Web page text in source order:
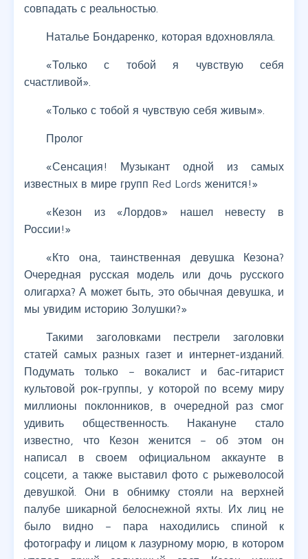
совпадать с реальностью.
Наталье Бондаренко, которая вдохновляла.
«Только с тобой я чувствую себя
счастливой».
«Только с тобой я чувствую себя живым».
Пролог
«Сенсация! Музыкант одной из самых
известных в мире групп Red Lords женится!»
«Кезон из «Лордов» нашел невесту в
России!»
«Кто она, таинственная девушка Кезона?
Очередная русская модель или дочь русского
олигарха? А может быть, это обычная девушка, и
мы увидим историю Золушки?»
Такими заголовками пестрели заголовки
статей самых разных газет и интернет-изданий.
Подумать только – вокалист и бас-гитарист
культовой рок-группы, у которой по всему миру
миллионы поклонников, в очередной раз смог
удивить общественность. Накануне стало
известно, что Кезон женится – об этом он
написал в своем официальном аккаунте в
соцсети, а также выставил фото с рыжеволосой
девушкой. Они в обнимку стояли на верхней
палубе шикарной белоснежной яхты. Их лиц не
было видно – пара находились спиной к
фотографу и лицом к лазурному морю, в котором